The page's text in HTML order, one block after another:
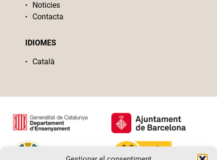
Noticies
Contacta
IDIOMES
Català